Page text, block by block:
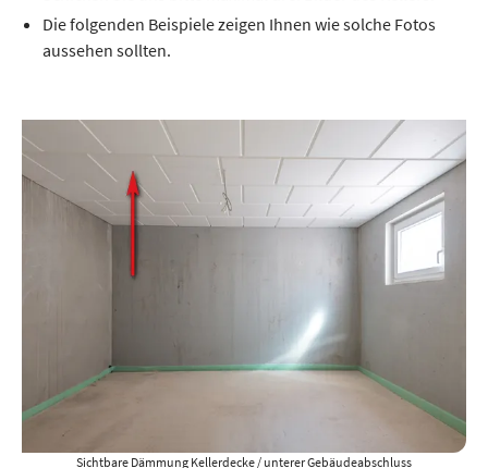
Die folgenden Beispiele zeigen Ihnen wie solche Fotos
aussehen sollten.
Sichtbare Dämmung Kellerdecke / unterer Gebäudeabschluss